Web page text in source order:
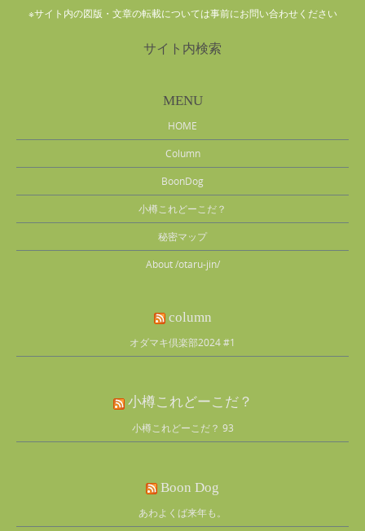
※サイト内の図版・文章の転載については事前にお問い合わせください
サイト内検索
MENU
HOME
Column
BoonDog
小樽これどーこだ？
秘密マップ
About /otaru-jin/
column
オダマキ倶楽部2024 #1
小樽これどーこだ？
小樽これどーこだ？ 93
Boon Dog
あわよくば来年も。